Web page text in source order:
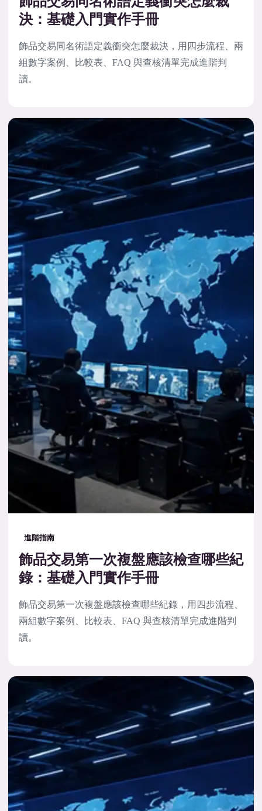
決：基礎入門實作手冊
飾品交易同名術語定義衝突怎麼裁決，用四步流程、兩
組數字案例、比較表、FAQ 與查核清單完成進階判
讀。
進階指南
飾品交易第一次複盤應該檢查哪些紀
錄：基礎入門實作手冊
飾品交易第一次複盤應該檢查哪些紀錄，用四步流程、
兩組數字案例、比較表、FAQ 與查核清單完成進階判
讀。